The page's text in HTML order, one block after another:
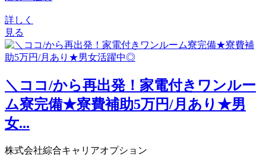
詳しく
見る
＼ココ/から再出発！家電付きワンルー
ム寮完備★寮費補助5万円/月あり★男
女...
株式会社綜合キャリアオプション